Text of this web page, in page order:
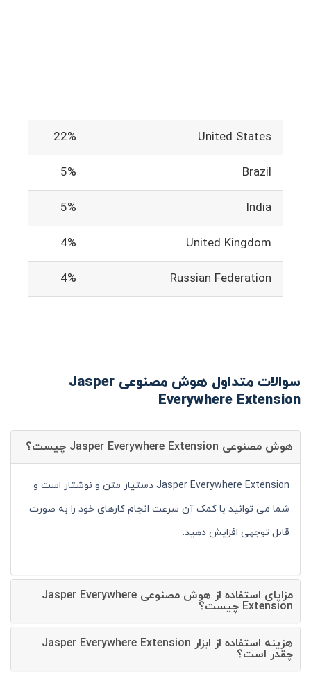
United States
22%
Brazil
5%
India
5%
United Kingdom
4%
Russian Federation
4%
سوالات متداول هوش مصنوعی Jasper
Everywhere Extension
هوش مصنوعی Jasper Everywhere Extension چیست؟
Jasper Everywhere Extension دستیار متن و نوشتار است و
شما می توانید با کمک آن سرعت انجام کارهای خود را به صورت
قابل توجهی افزایش دهید.
مزایای استفاده از هوش مصنوعی Jasper Everywhere
Extension چیست؟
هزینه استفاده از ابزار Jasper Everywhere Extension
چقدر است؟